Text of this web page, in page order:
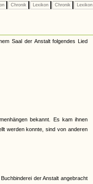
Chronik Lexikon Chronik Lexikon
Saal der Anstalt folgendes Lied
bekannt. Es kam ihnen
werden konnte, sind von anderen
der Anstalt angebracht